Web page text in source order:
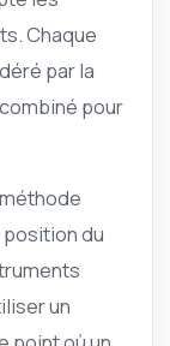
Chaque
par la
pour
du
un